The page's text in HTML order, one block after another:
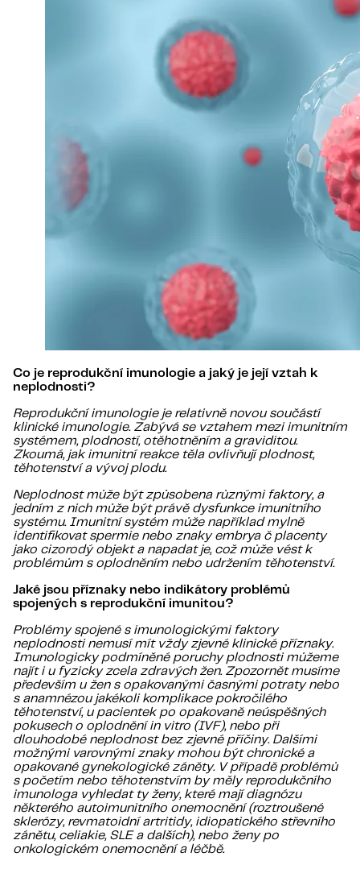
Co je reprodukční imunologie a jaký je její vztah k
neplodnosti?
Reprodukční imunologie je relativně novou součástí
klinické imunologie. Zabývá se vztahem mezi imunitním
systémem, plodností, otěhotněním a graviditou.
Zkoumá, jak imunitní reakce těla ovlivňují plodnost,
těhotenství a vývoj plodu.
Neplodnost může být způsobena různými faktory, a
jedním z nich může být právě dysfunkce imunitního
systému. Imunitní systém může například mylně
identifikovat spermie nebo znaky embrya č placenty
jako cizorodý objekt a napadat je, což může vést k
problémům s oplodněním nebo udržením těhotenství.
Jaké jsou příznaky nebo indikátory problémů
spojených s reprodukční imunitou?
Problémy spojené s imunologickými faktory
neplodnosti nemusí mít vždy zjevné klinické příznaky.
Imunologicky podmíněné poruchy plodnosti můžeme
najít i u fyzicky zcela zdravých žen. Zpozornět musíme
především u žen s opakovanými časnými potraty nebo
s anamnézou jakékoli komplikace pokročilého
těhotenství, u pacientek po opakovaně neúspěšných
pokusech o oplodnění in vitro (IVF), nebo při
dlouhodobé neplodnost bez zjevné příčiny. Dalšími
možnými varovnými znaky mohou být chronické a
opakované gynekologické záněty. V případě problémů
s početím nebo těhotenstvím by měly reprodukčního
imunologa vyhledat ty ženy, které mají diagnózu
některého autoimunitního onemocnění (roztroušené
sklerózy, revmatoidní artritidy, idiopatického střevního
zánětu, celiakie, SLE a dalších), nebo ženy po
onkologickém onemocnění a léčbě.